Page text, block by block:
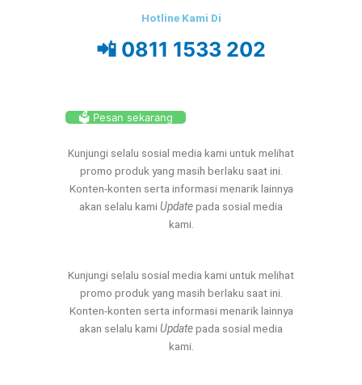
Hotline Kami Di
📲 0811 1533 202
🗳️ Pesan sekarang
Kunjungi selalu sosial media kami untuk melihat
promo produk yang masih berlaku saat ini.
Konten-konten serta informasi menarik lainnya
akan selalu kamiUpdatepada sosial media
kami.
Kunjungi selalu sosial media kami untuk melihat
promo produk yang masih berlaku saat ini.
Konten-konten serta informasi menarik lainnya
akan selalu kamiUpdatepada sosial media
kami.